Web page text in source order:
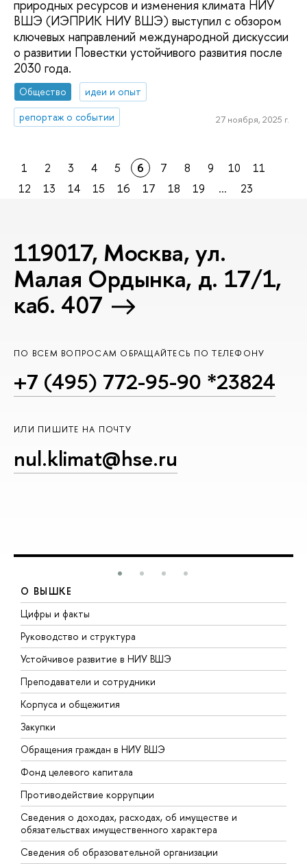
природных ресурсов и изменения климата НИУ
ВШЭ (ИЭПРИК НИУ ВШЭ) выступил с обзором
ключевых направлений международной дискуссии
о развитии Повестки устойчивого развития после
2030 года.
Общество
идеи и опыт
репортаж о событии
27 ноября, 2025 г.
1 2 3 4 5 6 7 8 9 10
11
12
13 14 15 16 17 18 19 ... 23
119017, Москва, ул.
Малая Ордынка, д. 17/1,
каб. 407
ПО ВСЕМ ВОПРОСАМ ОБРАЩАЙТЕСЬ ПО ТЕЛЕФОНУ
+7 (495) 772-95-90 *23824
ИЛИ ПИШИТЕ НА ПОЧТУ
nul.klimat@hse.ru
О ВЫШКЕ
Цифры и факты
Руководство и структура
Устойчивое развитие в НИУ ВШЭ
Преподаватели и сотрудники
Корпуса и общежития
Закупки
Обращения граждан в НИУ ВШЭ
Фонд целевого капитала
Противодействие коррупции
Сведения о доходах, расходах, об имуществе и
обязательствах имущественного характера
Сведения об образовательной организации